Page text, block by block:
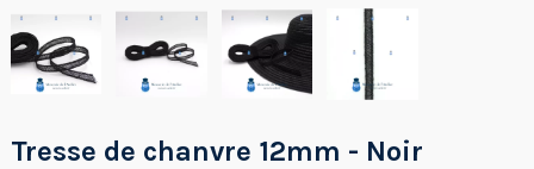
Tresse de chanvre 12mm - Noir